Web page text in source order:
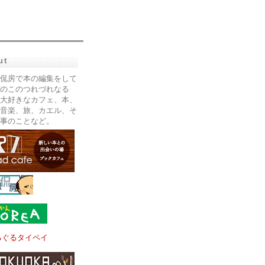
房で本の編集をして
このつれづれなる
好きなカフェ、本、
楽、旅、カエル、そ
のことなど。